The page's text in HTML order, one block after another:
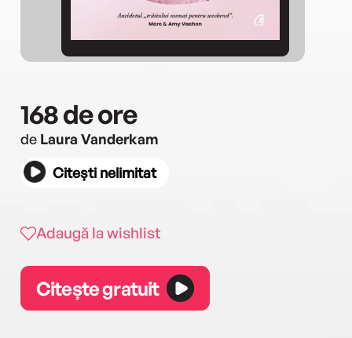
168 de ore
de Laura Vanderkam
Citești nelimitat
Adaugă la wishlist
Citește gratuit